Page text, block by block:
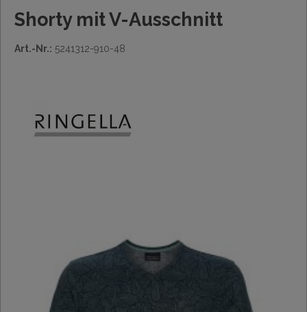
Shorty mit V-Ausschnitt
Art.-Nr.: 5241312-910-48